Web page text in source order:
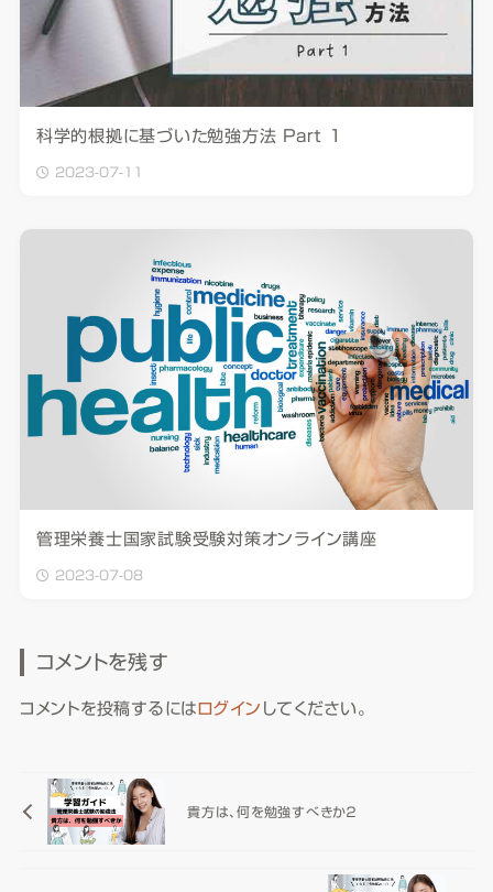
科学的根拠に基づいた勉強方法 Part 1
2023-07-11
管理栄養士国家試験受験対策オンライン講座
2023-07-08
コメントを残す
コメントを投稿するには ログイン してください。
貴方は、何を勉強すべきか２